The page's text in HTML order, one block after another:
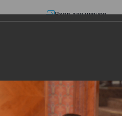
Вход для членов
Семинар по разъяснению норм